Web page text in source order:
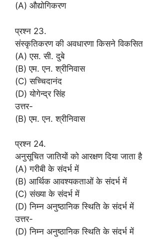
(A) औद्योगिकरण
प्रश्न 23.
संस्कृतिकरण की अवधारणा किसने
(A) एस. सी. दुबे
(B) एम. एन. श्रीनिवास
(C) सच्चिदानंद
(D) योगेन्द्र सिंह
उत्तर-
(B) एम. एन. श्रीनिवास
प्रश्न 24.
अनुसूचित जातियों को आरक्षण दिया जाता
(A) गरीबी के संदर्भ में
(B) आर्थिक आवश्यकताओं के संदर्भ में
(C) संख्या के संदर्भ में
(D) निम्न अनुष्ठानिक स्थिति के संदर्भ में
उत्तर-
(D) निम्न अनुष्ठानिक स्थिति के संदर्भ में